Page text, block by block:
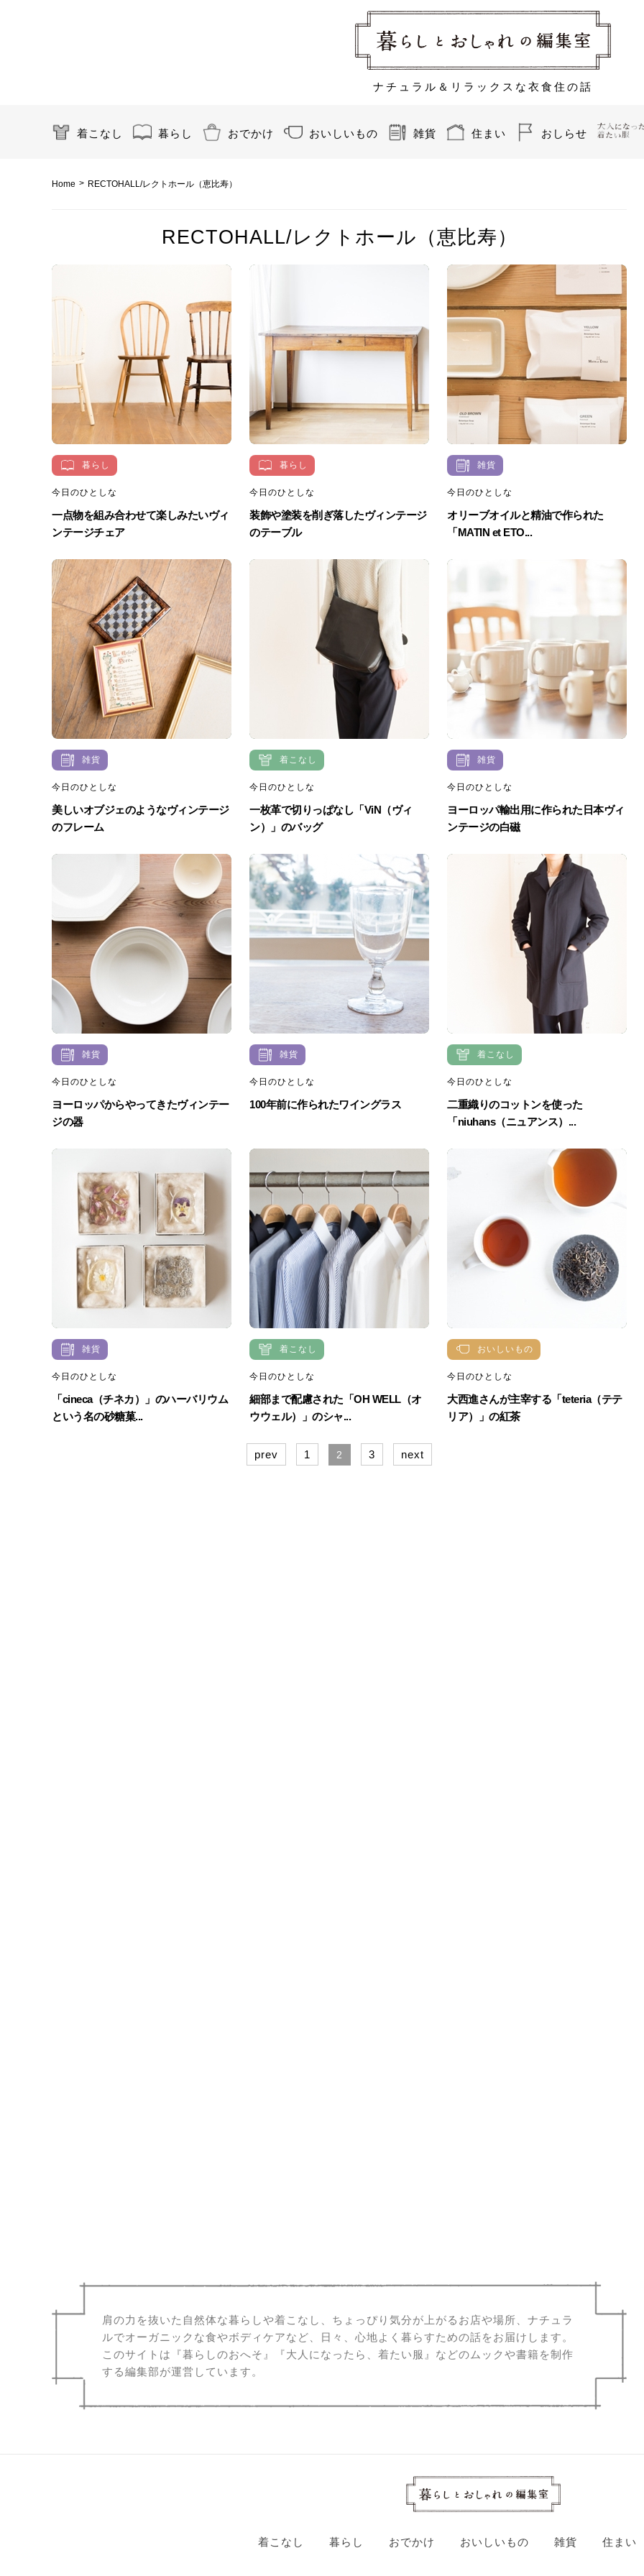
ナチュラル＆リラックスな衣食住の話
着こなし 暮らし おでかけ おいしいもの 雑貨 住まい おしらせ
Home > RECTOHALL/レクトホール（恵比寿）
RECTOHALL/レクトホール（恵比寿）
暮らし
今日のひとしな
一点物を組み合わせて楽しみたいヴィ
ンテージチェア
暮らし
今日のひとしな
装飾や塗装を削ぎ落したヴィンテージ
のテーブル
雑貨
今日のひとしな
オリーブオイルと精油で作られた
「MATIN et ETO...
雑貨
今日のひとしな
美しいオブジェのようなヴィンテージ
のフレーム
着こなし
今日のひとしな
一枚革で切りっぱなし「ViN（ヴィ
ン）」のバッグ
雑貨
今日のひとしな
ヨーロッパ輸出用に作られた日本ヴィ
ンテージの白磁
雑貨
今日のひとしな
ヨーロッパからやってきたヴィンテー
ジの器
雑貨
今日のひとしな
100年前に作られたワイングラス
着こなし
今日のひとしな
二重織りのコットンを使った
「niuhans（ニュアンス）...
雑貨
今日のひとしな
「cineca（チネカ）」のハーバリウム
という名の砂糖菓...
着こなし
今日のひとしな
細部まで配慮された「OH WELL（オ
ウウェル）」のシャ...
おいしいもの
今日のひとしな
大西進さんが主宰する「teteria（テテ
リア）」の紅茶
prev 1 2 3 next
肩の力を抜いた自然体な暮らしや着こなし、ちょっぴり気分が上がるお店や場所、ナチュラ
ルでオーガニックな食やボディケアなど、日々、心地よく暮らすための話をお届けします。
このサイトは『暮らしのおへそ』『大人になったら、着たい服』などのムックや書籍を制作
する編集部が運営しています。
着こなし 暮らし おでかけ おいしいもの 雑貨 住まい